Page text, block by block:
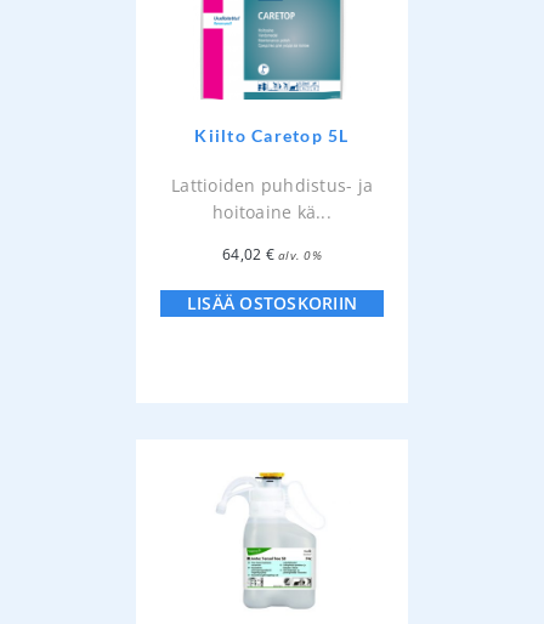
Kiilto Caretop 5L
Lattioiden puhdistus- ja
hoitoaine kä...
64,02 € alv. 0%
LISÄÄ OSTOSKORIIN